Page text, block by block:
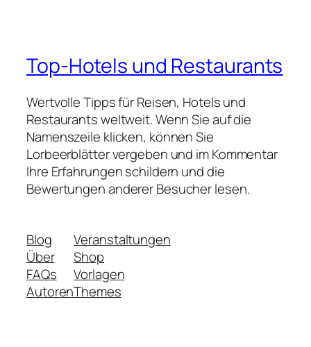
Top-Hotels und Restaurants
Wertvolle Tipps für Reisen, Hotels und
Restaurants weltweit. Wenn Sie auf die
Namenszeile klicken, können Sie
Lorbeerblätter vergeben und im Kommentar
Ihre Erfahrungen schildern und die
Bewertungen anderer Besucher lesen.
Blog
Über
FAQs
Autoren
Veranstaltungen
Shop
Vorlagen
Themes